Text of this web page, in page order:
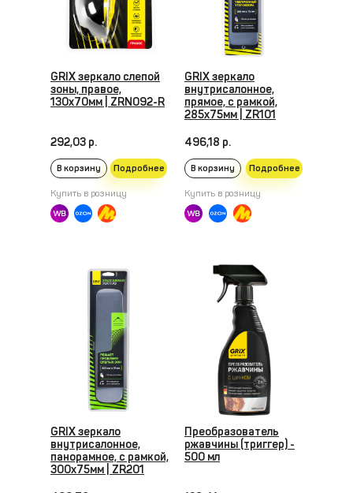
GRIX зеркало слепой
зоны, правое,
130x70мм | ZRN092-R
В корзину
Купить в розницу
292,03 р.
Подробнее
GRIX зеркало
внутрисалонное,
прямое, с рамкой,
285x75мм | ZR101
В корзину Подробнее
Купить в розницу
496,18 р.
GRIX зеркало
внутрисалонное,
панорамное, с рамкой,
300x75мм | ZR201
Преобразователь
ржавчины (триггер) -
500 мл